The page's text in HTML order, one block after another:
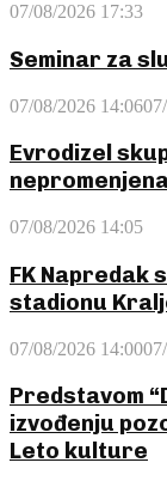
07/08/2026 17:33
Seminar za
07/08/2026 14:06
Evrodizel
07/08/2026 14:05
FK Napredak
stadionu
07/08/2026 14:00
Predstavom
izvođenju
Leto kulture